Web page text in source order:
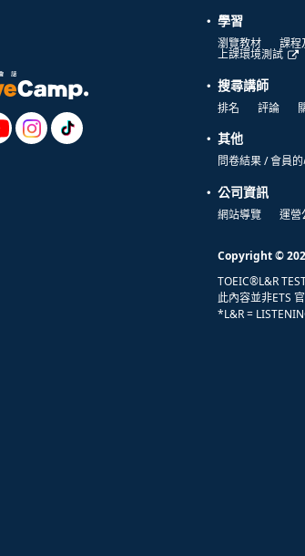
學習
瀏覽教材 課程
上課環境測試
搜尋講師
排名 評論
其他
問卷結果 / 會員
公司資訊
網站導覽 運營
Copyright ©
TOEIC®L&R
此內容並非ETS
*L&R =